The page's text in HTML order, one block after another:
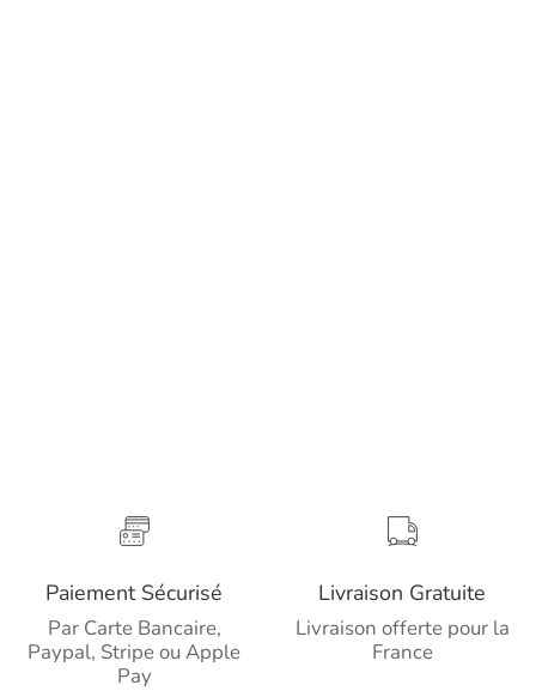
Paiement Sécurisé
Par Carte Bancaire,
Paypal, Stripe ou Apple
Pay
Livraison Gratuite
Livraison offerte pour la
France